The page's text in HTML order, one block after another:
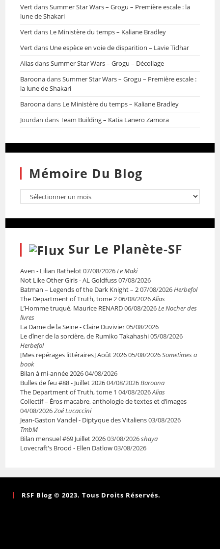
VertdansSummer Star Wars – Grogu – Première escale : la
lune de Shakari
Vertdans Le Ministère du temps – Kaliane Bradley
Vertdans Une espèce en voie de disparition – Lavie Tidhar
AliasdansSummer Star Wars – Grogu – Décollage
BaroonadansSummer Star Wars – Grogu – Première escale :
la lune de Shakari
Baroonadans Le Ministère du temps – Kaliane Bradley
Jourdan dansTeam Building – Katia Lanero Zamora
Mémoire Du Blog
Sur Le Planète-SF
Aven - Lilian Bathelot07/08/2026Le Maki
Not Like Other Girls - AL Goldfuss07/08/2026
Batman – Legends of the Dark Knight – 207/08/2026Herbefol
The Department of Truth, tome 206/08/2026Alias
L’Homme truqué, Maurice RENARD06/08/2026Le Nocher des
livres
La Dame de la Seine - Claire Duvivier05/08/2026
Le dîner de la sorcière, de Rumiko Takahashi05/08/2026
Herbefol
[Mes repérages littéraires] Août 202605/08/2026Sometimes a
book
Bilan à mi-année 202604/08/2026
Bulles de feu #88 - Juillet 202604/08/2026Baroona
The Department of Truth, tome 1 04/08/2026Alias
Collectif – Éros macabre, anthologie de textes et d’images
04/08/2026Zoé Lucaccini
Jean-Gaston Vandel - Diptyque des Vitaliens03/08/2026
TmbM
Bilan mensuel #69 Juillet 202603/08/2026shaya
Lovecraft's Brood - Ellen Datlow03/08/2026
RSF Blog © 2023. Tous Droits Réservés.